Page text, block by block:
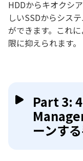
HDDからキオクシ
しいSSDからシス
ができます。これ
限に抑えられます。
Part 3:
ーンす